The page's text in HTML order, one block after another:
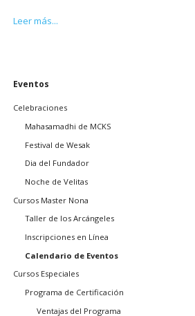
Leer más...Retiro
Saltar
Eventos
Celebraciones
Mahasamadhi de MCKS
Festival de Wesak
Dia del Fundador
Noche de Velitas
Cursos Master Nona
Taller de los Arcángeles
Inscripciones en Línea
Calendario de Eventos
Cursos Especiales
Programa de Certificación
Ventajas del Programa